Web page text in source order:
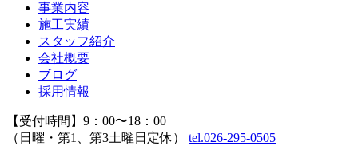
事業内容
施工実績
スタッフ紹介
会社概要
ブログ
採用情報
【受付時間】9：00〜18：00
（日曜・第1、第3土曜日定休）
tel.026-295-0505